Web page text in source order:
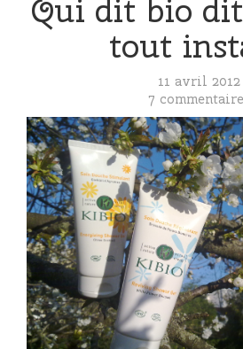
Qui dit bio
tout
11 avril 2012
7